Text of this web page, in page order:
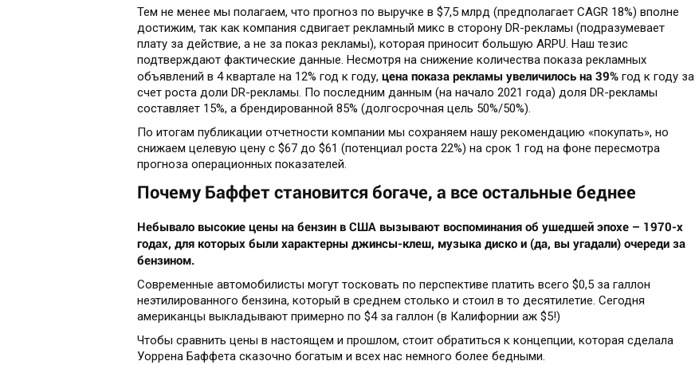
Тем не менее мы полагаем, что прогноз по выручке в $7,5 млрд (предполагает CAGR 18%) вполне
достижим, так как компания сдвигает рекламный микс в сторону DR-рекламы (подразумевает
плату за действие, а не за показ рекламы), которая приносит большую ARPU. Наш тезис
подтверждают фактические данные. Несмотря на снижение количества показа рекламных
объявлений в 4 квартале на 12% год к году, цена показа рекламы увеличилось на 39% год к году за
счет роста доли DR-рекламы. По последним данным (на начало 2021 года) доля DR-рекламы
составляет 15%, а брендированной 85% (долгосрочная цель 50%/50%).
По итогам публикации отчетности компании мы сохраняем нашу рекомендацию «покупать», но
снижаем целевую цену с $67 до $61 (потенциал роста 22%) на срок 1 год на фоне пересмотра
прогноза операционных показателей.
Почему Баффет становится богаче, а все остальные беднее
Небывало высокие цены на бензин в США вызывают воспоминания об ушедшей эпохе – 1970-х
годах, для которых были характерны джинсы-клеш, музыка диско и (да, вы угадали) очереди за
бензином.
Современные автомобилисты могут тосковать по перспективе платить всего $0,5 за галлон
неэтилированного бензина, который в среднем столько и стоил в то десятилетие. Сегодня
американцы выкладывают примерно по $4 за галлон (в Калифорнии аж $5!)
Чтобы сравнить цены в настоящем и прошлом, стоит обратиться к концепции, которая сделала
Уоррена Баффета сказочно богатым и всех нас немного более бедными.